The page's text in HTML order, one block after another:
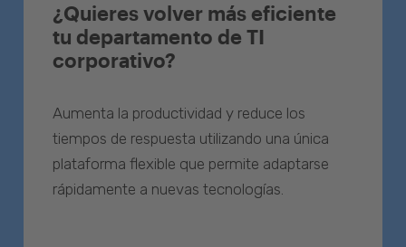
¿Quieres volver más eficiente
tu departamento de TI
corporativo?
Aumenta la productividad y reduce los
tiempos de respuesta utilizando una única
plataforma flexible que permite adaptarse
rápidamente a nuevas tecnologías.